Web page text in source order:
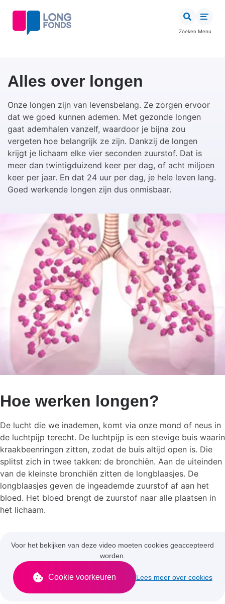
Zoeken Menu
Alles over longen
Onze longen zijn van levensbelang. Ze zorgen ervoor
dat we goed kunnen ademen. Met gezonde longen
gaat ademhalen vanzelf, waardoor je bijna zou
vergeten hoe belangrijk ze zijn. Dankzij de longen
krijgt je lichaam elke vier seconden zuurstof. Dat is
meer dan twintigduizend keer per dag, of acht miljoen
keer per jaar. En dat 24 uur per dag, je hele leven lang.
Goed werkende longen zijn dus onmisbaar.
Hoe werken longen?
De lucht die we inademen, komt via onze mond of neus in
de luchtpijp terecht. De luchtpijp is een stevige buis waarin
kraakbeenringen zitten, zodat de buis altijd open is. Die
splitst zich in twee takken: de bronchiën. Aan de uiteinden
van de kleinste bronchiën zitten de longblaasjes. De
longblaasjes geven de ingeademde zuurstof af aan het
bloed. Het bloed brengt de zuurstof naar alle plaatsen in
het lichaam.
Voor het bekijken van deze video moeten cookies geaccepteerd
worden.
Cookie voorkeuren Lees meer over cookies